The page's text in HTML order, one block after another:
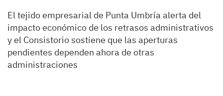
El tejido empresarial de Punta Umbría alerta del
impacto económico de los retrasos administrativos
y el Consistorio sostiene que las aperturas
pendientes dependen ahora de otras
administraciones